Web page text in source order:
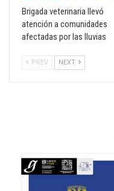
Brigada veterinaria llevó
atención a comunidades
afectadas por las lluvias
PREV NEXT